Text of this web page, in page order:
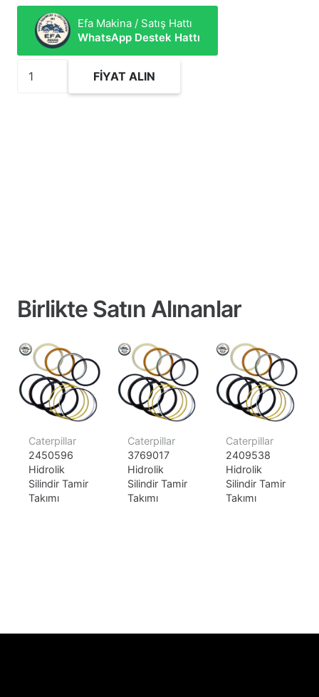
Efa Makina / Satış Hattı
WhatsApp Destek Hattı
3367359
FIYAT ALIN
Birlikte Satın Alınanlar
Caterpillar
2450596
Hidrolik
Silindir Tamir
Takımı
Caterpillar
3769017
Hidrolik
Silindir Tamir
Takımı
Caterpillar
2409538
Hidrolik
Silindir Tamir
Takımı